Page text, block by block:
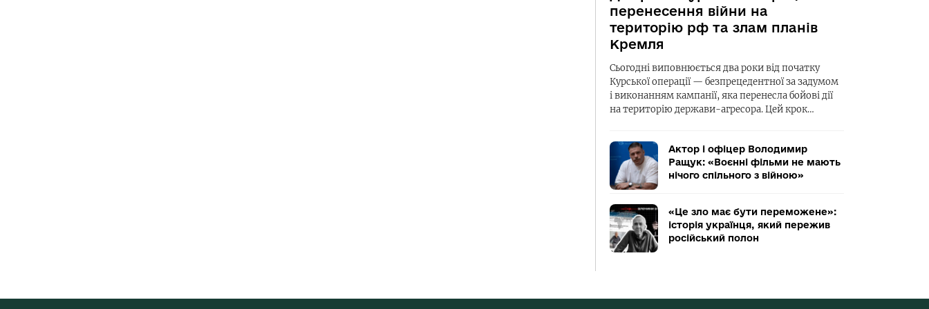
перенесення війни на
територію рф та злам планів
Кремля
Сьогодні виповнюється два роки від початку
Курської операції — безпрецедентної за задумом
і виконанням кампанії, яка перенесла бойові дії
на територію держави-агресора. Цей крок…
Актор і офіцер Володимир
Ращук: «Воєнні фільми не мають
нічого спільного з війною»
«Це зло має бути переможене»:
історія українця, який пережив
російський полон